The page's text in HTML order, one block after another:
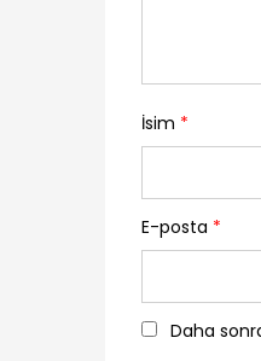
İsim *
E-posta *
Daha